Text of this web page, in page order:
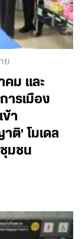
ย
คม และ
รเมือง
า
’ โมเดล
มชน